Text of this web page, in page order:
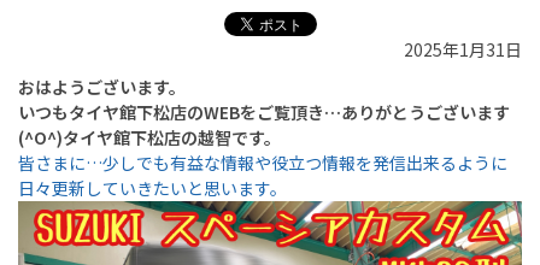
2025年1月31日
おはようございます。
いつもタイヤ館下松店のWEBをご覧頂き…ありがとうございます
(^O^)タイヤ館下松店の越智です。
皆さまに…少しでも有益な情報や役立つ情報を発信出来るように
日々更新していきたいと思います。